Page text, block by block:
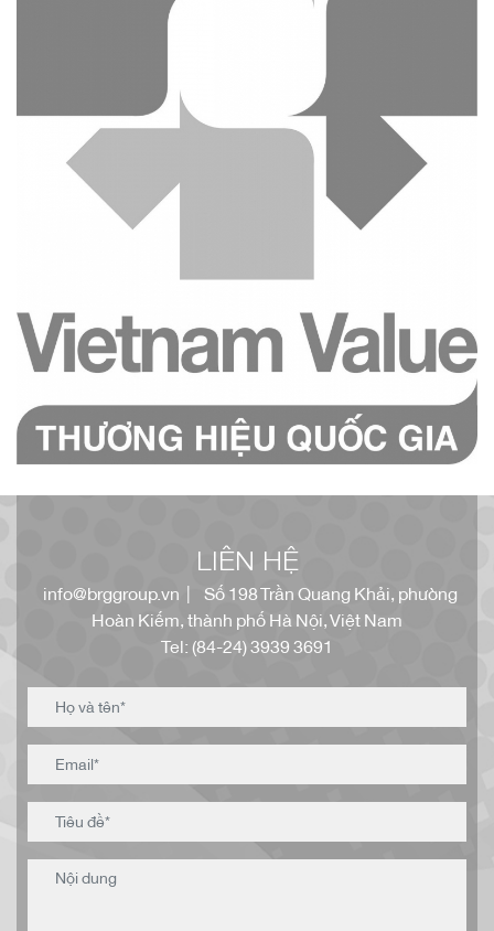
LIÊN HỆ
info@brggroup.vn | Số 198 Trần Quang Khải, phường
Hoàn Kiếm, thành phố Hà Nội, Việt Nam
Tel: (84-24) 3939 3691